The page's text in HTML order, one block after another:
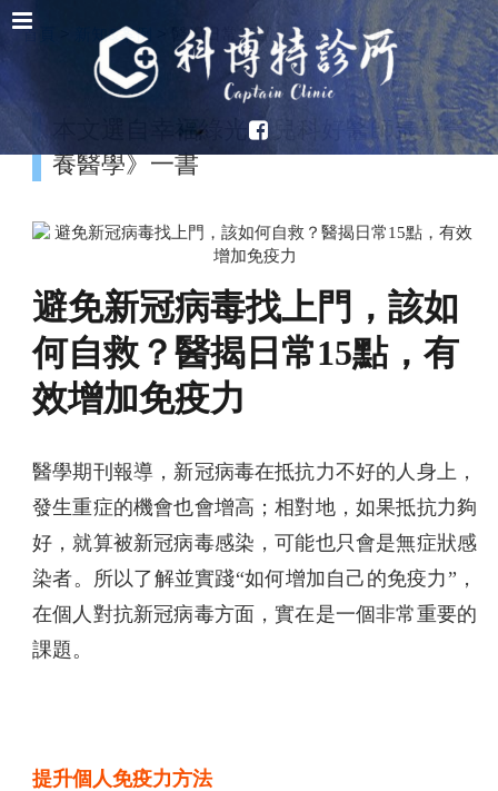
首頁 新知&案例 醫揭日常15點，有效增加免疫力
本文選自幸福綠光《兒科好醫師最新營
養醫學》一書
避免新冠病毒找上門，該如
何自救？醫揭日常15點，有
效增加免疫力
醫學期刊報導，新冠病毒在抵抗力不好的人身上，
發生重症的機會也會增高；相對地，如果抵抗力夠
好，就算被新冠病毒感染，可能也只會是無症狀感
染者。所以了解並實踐“如何增加自己的免疫力”，
在個人對抗新冠病毒方面，實在是一個非常重要的
課題。
提升個人免疫力方法